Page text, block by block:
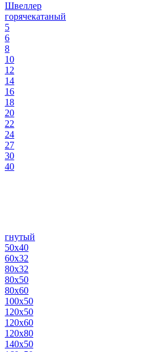
Швеллер
горячекатаный
5
6
8
10
12
14
16
18
20
22
24
27
30
40
гнутый
50х40
60х32
80х32
80х50
80х60
100х50
120х50
120х60
120х80
140х50